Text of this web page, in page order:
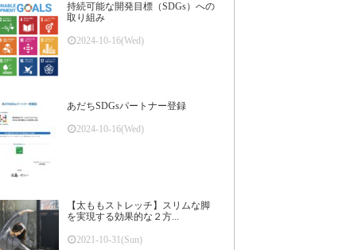
持続可能な開発目標（SDGs）への
取り組み
2024-10-16(Wed)
あだちSDGsパートナー登録
2024-10-16(Wed)
【太ももストレッチ】スリムな脚
を実現する効果的な２方...
2021-10-31(Sun)